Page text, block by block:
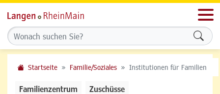
Startseite Familie/Soziales Institutionen für Familien
Familienzentrum Zuschüsse